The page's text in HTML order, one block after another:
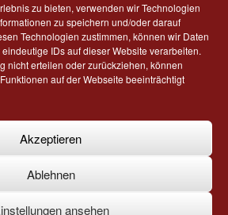
zu bieten, verwenden wir Technologien
zu speichern und/oder darauf
Technologien zustimmen, können wir Daten
IDs auf dieser Website verarbeiten.
nicht erteilen oder zurückziehen, können
auf der Webseite beeinträchtigt
Akzeptieren
Ablehnen
ansehen